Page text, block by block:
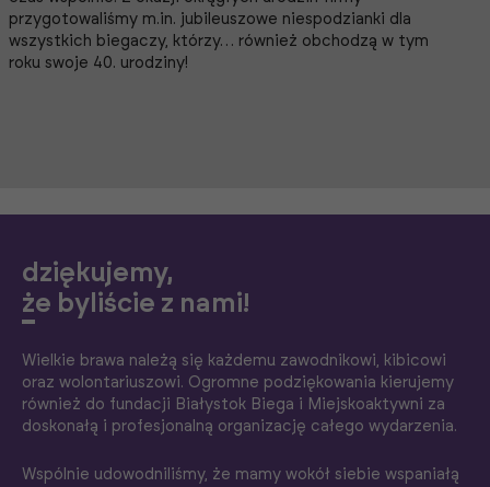
przygotowaliśmy m.in. jubileuszowe niespodzianki dla
wszystkich biegaczy, którzy… również obchodzą w tym
roku swoje 40. urodziny!
dziękujemy,
że byliście z nami!
Wielkie brawa należą się każdemu zawodnikowi, kibicowi
oraz wolontariuszowi. Ogromne podziękowania kierujemy
również do fundacji Białystok Biega i Miejskoaktywni za
doskonałą i profesjonalną organizację całego wydarzenia.
Wspólnie udowodniliśmy, że mamy wokół siebie wspaniałą